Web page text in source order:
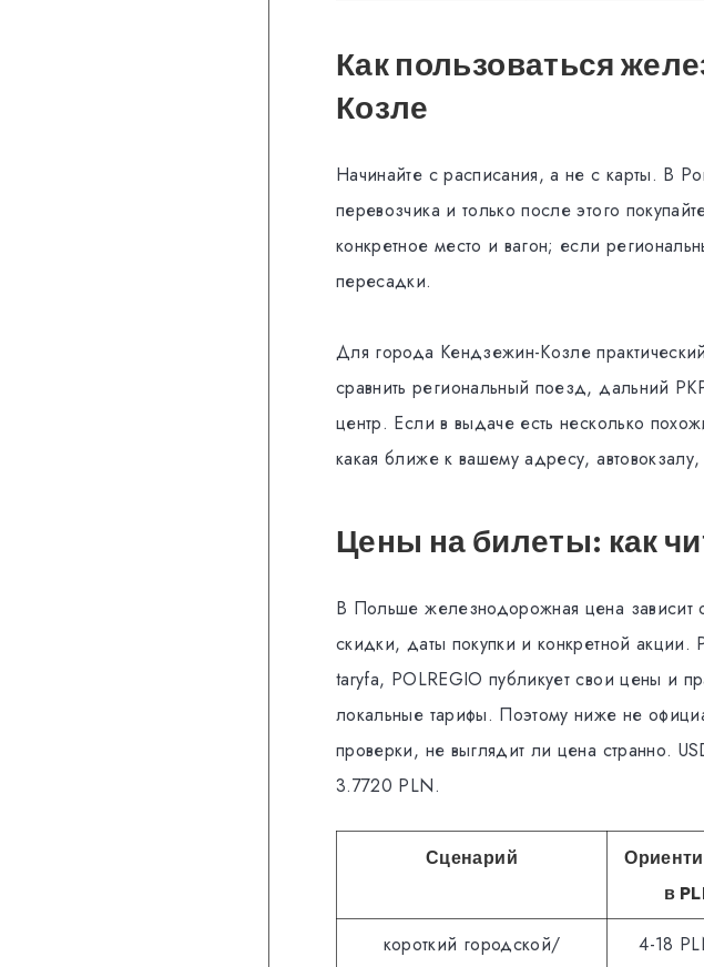
Как пользоваться
Козле
Начинайте с расписания, а не с карты. В
перевозчика и только после этого
конкретное место и вагон; если
пересадки.
Для города Кендзежин-Козле
сравнить региональный поезд, дальний
центр. Если в выдаче есть несколько
какая ближе к вашему адресу,
Цены на билеты: как
В Польше железнодорожная цена зависит
скидки, даты покупки и конкретной
taryfa, POLREGIO публикует свои цены и
локальные тарифы. Поэтому ниже не
проверки, не выглядит ли цена странно.
3.7720 PLN.
Сценарий
в
короткий городской/
4-18